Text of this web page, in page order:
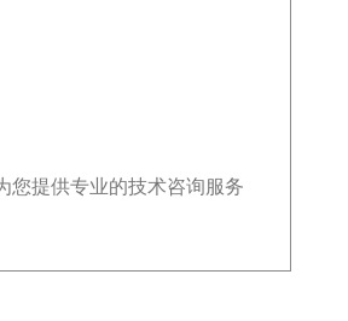
您提供专业的技术咨询服务